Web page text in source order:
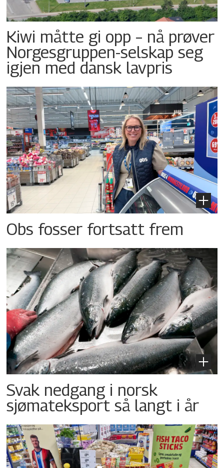
Kiwi måtte gi opp – nå prøver
Norgesgruppen-selskap seg
igjen med dansk lavpris
Obs fosser fortsatt frem
Svak nedgang i norsk
sjømateksport så langt i år